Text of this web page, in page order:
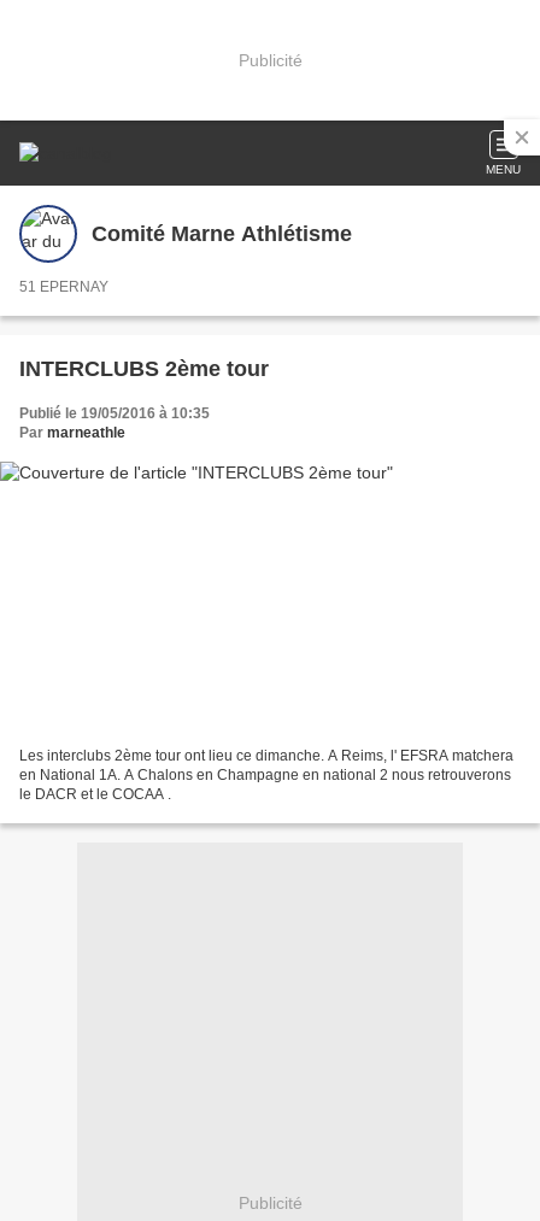
Publicité
MENU
Comité Marne Athlétisme
51 EPERNAY
INTERCLUBS 2ème tour
Publié le 19/05/2016 à 10:35
Par marneathle
Les interclubs 2ème tour ont lieu ce dimanche. A Reims, l' EFSRA matchera
en National 1A. A Chalons en Champagne en national 2 nous retrouverons
le DACR et le COCAA .
Publicité